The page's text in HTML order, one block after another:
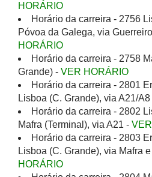
HORÁRIO
Horário da carreira - 2756
Póvoa da Galega, via
HORÁRIO
Horário da carreira - 2758
Grande) - VER HORÁRIO
Horário da carreira - 2801
Lisboa (C. Grande), via A21/A8
Horário da carreira - 2802
Mafra (Terminal), via A21 -
Horário da carreira - 2803
Lisboa (C. Grande), via Mafra
HORÁRIO